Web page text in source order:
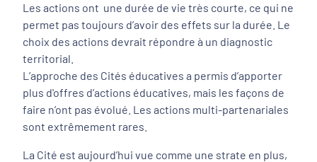
Les actions ont une durée de vie très courte, ce qui ne
permet pas toujours d’avoir des effets sur la durée. Le
choix des actions devrait répondre à un diagnostic
territorial.
L’approche des Cités éducatives a permis d’apporter
plus d'offres d’actions éducatives, mais les façons de
faire n’ont pas évolué. Les actions multi-partenariales
sont extrêmement rares.
La Cité est aujourd’hui vue comme une strate en plus,